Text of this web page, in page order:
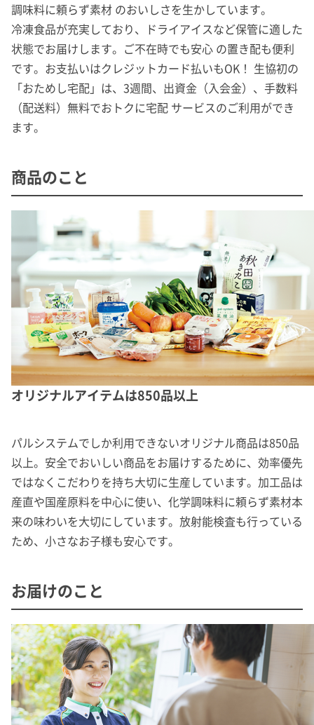
調味料に頼らず素材 のおいしさを生かしています。
冷凍食品が充実しており、ドライアイスなど保管に適した
状態でお届けします。ご不在時でも安心 の置き配も便利
です。お支払いはクレジットカード払いもOK！ 生協初の
「おためし宅配」は、3週間、出資金（入会金）、手数料
（配送料）無料でおトクに宅配 サービスのご利用ができ
ます。
商品のこと
オリジナルアイテムは850品以上
パルシステムでしか利用できないオリジナル商品は850品
以上。安全でおいしい商品をお届けするために、効率優先
ではなくこだわりを持ち大切に生産しています。加工品は
産直や国産原料を中心に使い、化学調味料に頼らず素材本
来の味わいを大切にしています。放射能検査も行っている
ため、小さなお子様も安心です。
お届けのこと